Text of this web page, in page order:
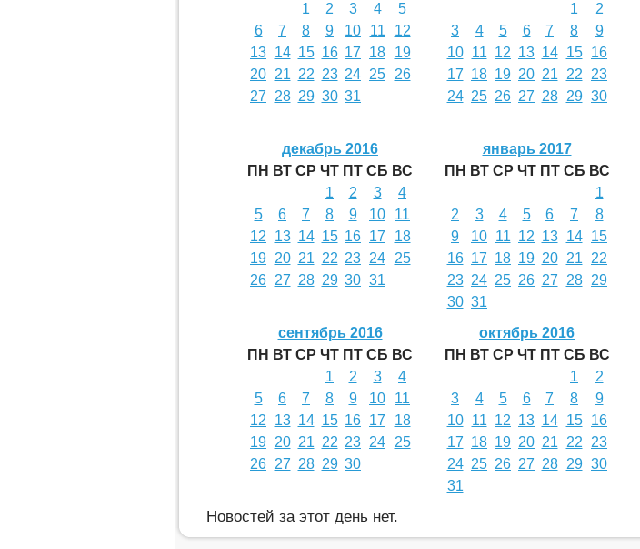
1
2 3 4
5
6
7 8 9 10 11
12
13 14 15 16 17 18
19
20 21 22 23 24 25
26
27
28 29 30 31
1
2
3
4 5 6 7 8
9
10
11 12 13 14 15
16
17 18 19 20 21 22
23
24 25 26 27 28 29 30
декабрь 2016
ПН ВТ СР ЧТ ПТ СБ ВС
1
2 3
4
5
6 7 8 9 10
11
12
13 14 15 16 17
18
19 20 21 22 23 24
25
26 27 28 29 30 31
январь 2017
ПН ВТ СР ЧТ ПТ СБ ВС
1
2
3 4 5 6 7
8
9
10 11 12 13 14
15
16 17 18 19 20 21
22
23 24 25 26 27 28
29
30 31
сентябрь 2016
ПН ВТ СР ЧТ ПТ СБ ВС
1
2 3
4
5
6 7 8 9 10
11
12
13 14 15 16 17
18
19 20 21 22 23 24
25
26 27 28 29 30
октябрь 2016
ПН ВТ СР ЧТ ПТ СБ ВС
1
2
3
4 5 6 7 8
9
10
11 12 13 14 15
16
17 18 19 20 21 22
23
24 25 26 27 28 29 30
31
Новостей за этот день нет.